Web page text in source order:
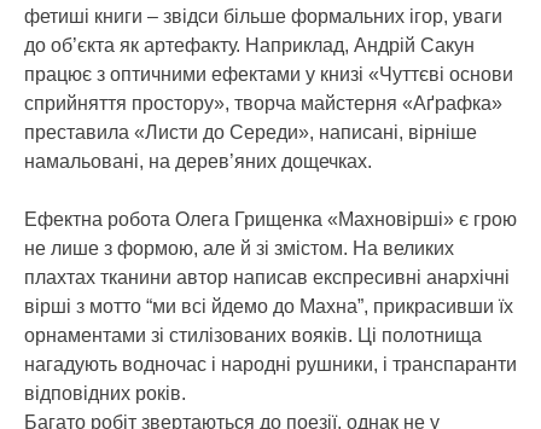
фетиші книги – звідси більше формальних ігор, уваги
до об’єкта як артефакту. Наприклад, Андрій Сакун
працює з оптичними ефектами у книзі «Чуттєві основи
сприйняття простору», творча майстерня «Аґрафка»
преставила «Листи до Середи», написані, вірніше
намальовані, на дерев’яних дощечках.
Ефектна робота Олега Грищенка «Махновірші» є грою
не лише з формою, але й зі змістом. На великих
плахтах тканини автор написав експресивні анархічні
вірші з мотто “ми всі йдемо до Махна”, прикрасивши їх
орнаментами зі стилізованих вояків. Ці полотнища
нагадують водночас і народні рушники, і транспаранти
відповідних років.
Багато робіт звертаються до поезії, однак не у